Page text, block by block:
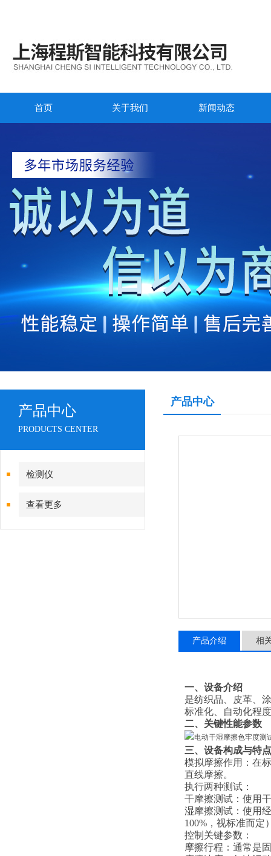
首页 关于我们 新闻动态
产品中心
PRODUCTS CENTER
检测仪
查看更多
产品中心
产品介绍 相
一、设备介绍
是纺织品、皮革、
标准化、自动化程
二、关键性能参数
三、 设备构成与特
模拟摩擦作用：‌在
直线摩擦。
‌执行两种测试：‌
干摩擦测试：‌使用
湿摩擦测试：‌使用
100%，视标准而定
‌控制关键参数：‌
摩擦行程：‌通常是